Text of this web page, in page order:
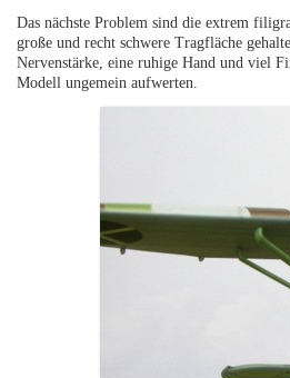
Das nächste Problem sind die extrem
große und recht schwere Tragfläche
Nervenstärke, eine ruhige Hand und viel
Modell ungemein aufwerten.